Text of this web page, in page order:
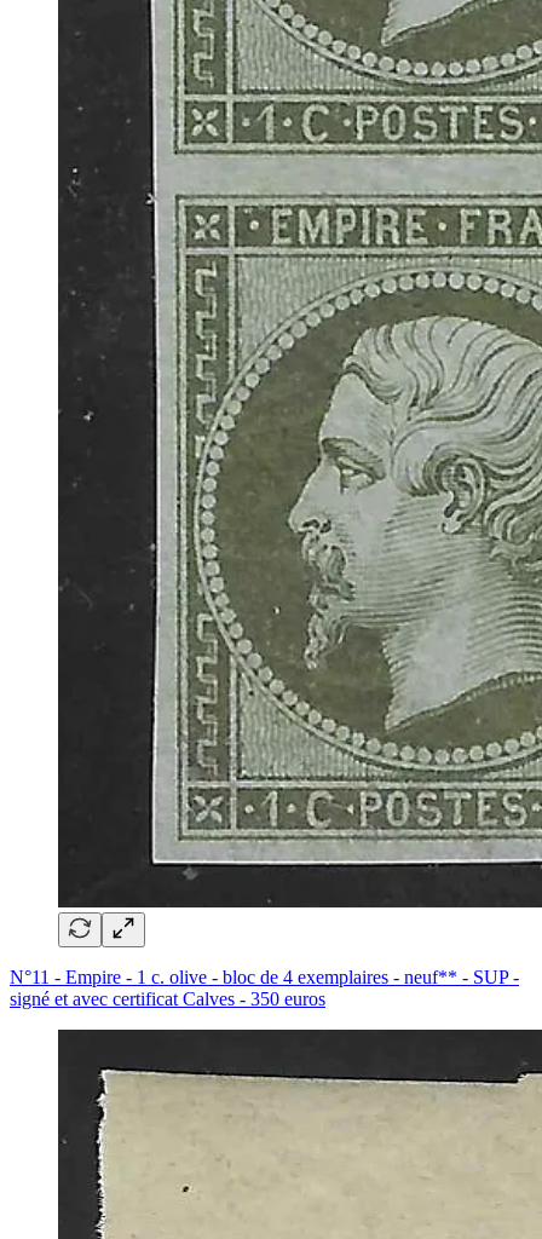
N°11 - Empire - 1 c. olive - bloc de 4 exemplaires - neuf** - SUP -
signé et avec certificat Calves - 350 euros